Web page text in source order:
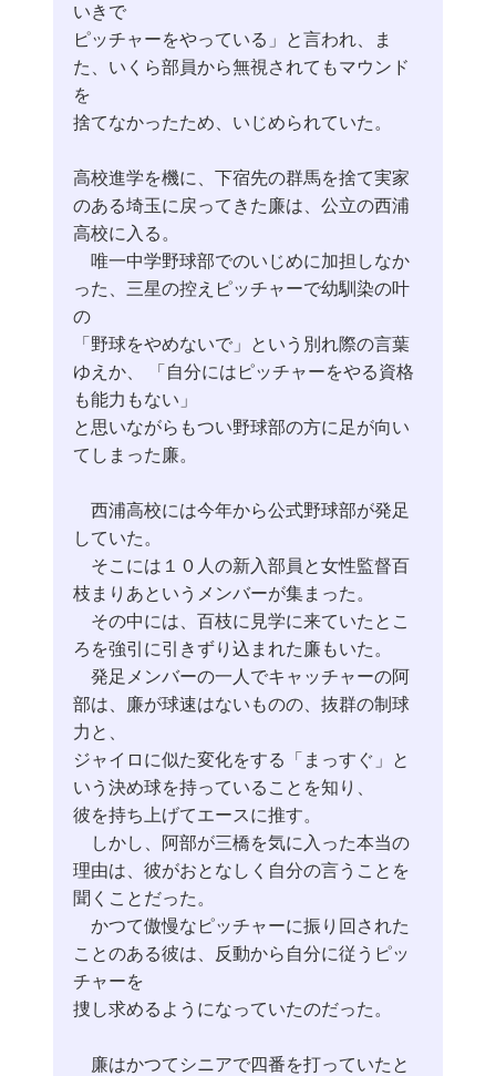
いきで
ピッチャーをやっている」と言われ、ま
た、いくら部員から無視されてもマウンド
を
捨てなかったため、いじめられていた。
高校進学を機に、下宿先の群馬を捨て実家
のある埼玉に戻ってきた廉は、公立の西浦
高校に入る。
唯一中学野球部でのいじめに加担しなか
った、三星の控えピッチャーで幼馴染の叶
の
「野球をやめないで」という別れ際の言葉
ゆえか、 「自分にはピッチャーをやる資格
も能力もない」
と思いながらもつい野球部の方に足が向い
てしまった廉。
西浦高校には今年から公式野球部が発足
していた。
そこには１０人の新入部員と女性監督百
枝まりあというメンバーが集まった。
その中には、百枝に見学に来ていたとこ
ろを強引に引きずり込まれた廉もいた。
発足メンバーの一人でキャッチャーの阿
部は、廉が球速はないものの、抜群の制球
力と、
ジャイロに似た変化をする「まっすぐ」と
いう決め球を持っていることを知り、
彼を持ち上げてエースに推す。
しかし、阿部が三橋を気に入った本当の
理由は、彼がおとなしく自分の言うことを
聞くことだった。
かつて傲慢なピッチャーに振り回された
ことのある彼は、反動から自分に従うピッ
チャーを
捜し求めるようになっていたのだった。
廉はかつてシニアで四番を打っていたと